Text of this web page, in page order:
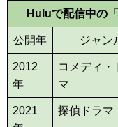
Huluで配信中の
公開年 ジャン
2012
年
コメディ・
マ
2021
探偵ドラマ